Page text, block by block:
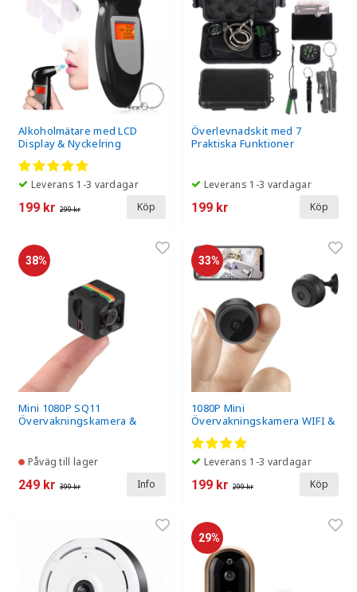
Alkoholmätare med LCD
Display & Nyckelring
Leverans 1-3 vardagar
199 kr 299 kr Köp
Överlevnadskit med 7
Praktiska Funktioner
Leverans 1-3 vardagar
199 kr Köp
38%
Mini 1080P SQ11
Övervakningskamera &
Påväg till lager
249 kr 399 kr Info
33%
1080P Mini
Övervakningskamera WIFI &
Nattkamera
Leverans 1-3 vardagar
199 kr 299 kr Köp
29%